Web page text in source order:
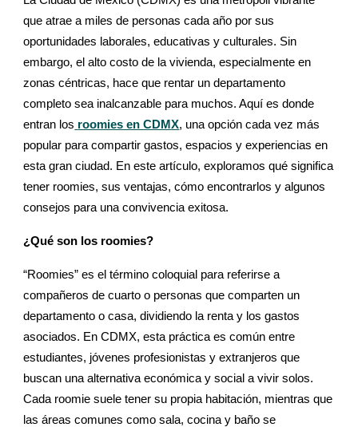
que atrae a miles de personas cada año por sus
oportunidades laborales, educativas y culturales. Sin
embargo, el alto costo de la vivienda, especialmente en
zonas céntricas, hace que rentar un departamento
completo sea inalcanzable para muchos. Aquí es donde
entran los roomies en CDMX, una opción cada vez más
popular para compartir gastos, espacios y experiencias en
esta gran ciudad. En este artículo, exploramos qué significa
tener roomies, sus ventajas, cómo encontrarlos y algunos
consejos para una convivencia exitosa.
¿Qué son los roomies?
“Roomies” es el término coloquial para referirse a
compañeros de cuarto o personas que comparten un
departamento o casa, dividiendo la renta y los gastos
asociados. En CDMX, esta práctica es común entre
estudiantes, jóvenes profesionistas y extranjeros que
buscan una alternativa económica y social a vivir solos.
Cada roomie suele tener su propia habitación, mientras que
las áreas comunes como sala, cocina y baño se